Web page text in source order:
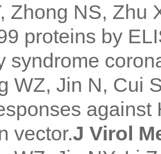
Zhong NS, Zhu
proteins by
syndrome
WZ, Jin N, Cui
vector.J Virol